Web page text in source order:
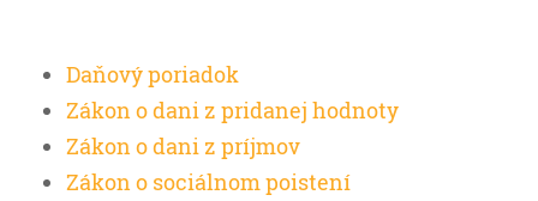
Daňový poriadok
Zákon o dani z pridanej hodnoty
Zákon o dani z príjmov
Zákon o sociálnom poistení